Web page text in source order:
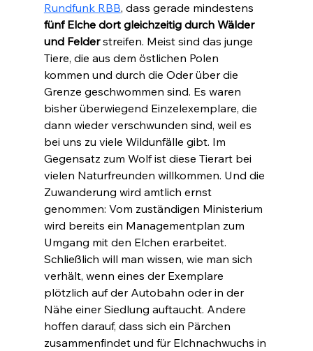
Rundfunk RBB, dass gerade mindestens
fünf Elche dort gleichzeitig durch Wälder
und Felder streifen. Meist sind das junge
Tiere, die aus dem östlichen Polen
kommen und durch die Oder über die
Grenze geschwommen sind. Es waren
bisher überwiegend Einzelexemplare, die
dann wieder verschwunden sind, weil es
bei uns zu viele Wildunfälle gibt. Im
Gegensatz zum Wolf ist diese Tierart bei
vielen Naturfreunden willkommen. Und die
Zuwanderung wird amtlich ernst
genommen: Vom zuständigen Ministerium
wird bereits ein Managementplan zum
Umgang mit den Elchen erarbeitet.
Schließlich will man wissen, wie man sich
verhält, wenn eines der Exemplare
plötzlich auf der Autobahn oder in der
Nähe einer Siedlung auftaucht. Andere
hoffen darauf, dass sich ein Pärchen
zusammenfindet und für Elchnachwuchs in